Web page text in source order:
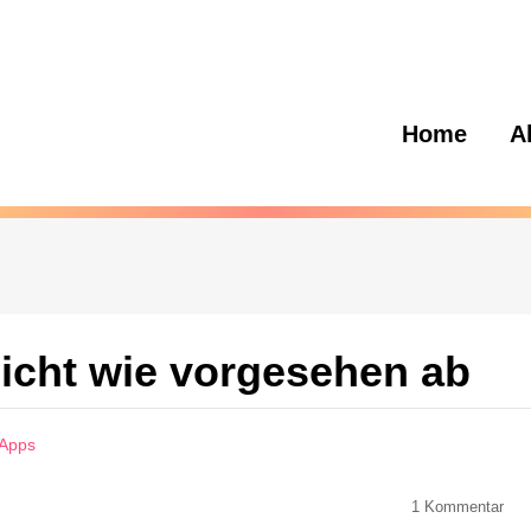
Home
wie vorgesehen ab
1 Kommentar